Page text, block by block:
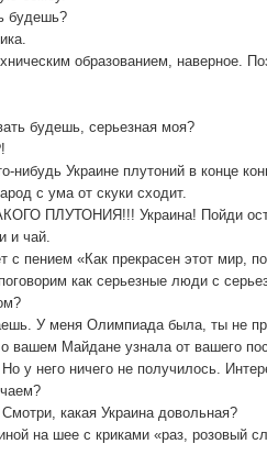
будешь?
образованием, наверное.
будешь, серьезная моя?
нибудь Украине плутоний в конце
с ума от скуки сходит.
ПЛУТОНИЯ!!! Украина! Пойди
и чай.
с пением «Как прекрасен этот мир,
как серьезные люди с
У меня Олимпиада была, ты не
вашем Майдане узнала от вашего
него ничего не получилось.
какая Украина довольная?
на шее с криками «раз, розовый